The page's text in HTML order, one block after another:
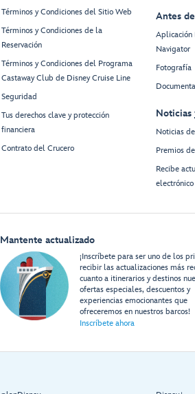
Términos y Condiciones del Sitio Web
Términos y Condiciones de la
Reservación
Términos y Condiciones del Programa
Castaway Club de Disney Cruise Line
Seguridad
Tus derechos clave y protección
financiera
Contrato del Crucero
Antes
Aplicación
Navigator
Fotografía
Noticias
Noticias
Premios
Recibe
electrónico
Mantente actualizado
¡Inscríbete para ser uno de los
recibir las actualizaciones más
cuanto a itinerarios y destinos
ofertas especiales, descuentos y
experiencias emocionantes que
ofreceremos en nuestros barcos!
Inscríbete ahora